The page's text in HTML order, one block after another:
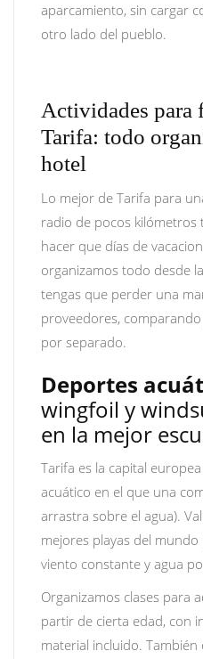
aparcamiento, sin cargar
otro lado del pueblo.
Actividades para
Tarifa: todo
hotel
Lo mejor de Tarifa para
radio de pocos kilómetros
hacer que días de
organizamos todo desde
tengas que perder una
proveedores,
por separado.
Deportes
wingfoil y
en la mejor
Tarifa es la capital
acuático en el que una
arrastra sobre el agua).
mejores playas del
viento constante y agua
Organizamos clases para
partir de cierta edad, con
material incluido. También